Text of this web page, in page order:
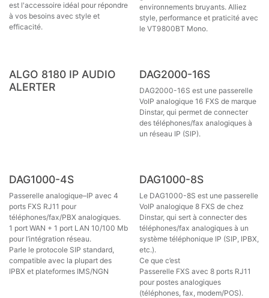
est l'accessoire idéal pour répondre
à vos besoins avec style et
efficacité.
environnements bruyants. Alliez
style, performance et praticité avec
le VT9800BT Mono.
Nouveau !
ALGO 8180 IP AUDIO
ALERTER
DAG2000-16S
DAG2000-16S est une passerelle
VoIP analogique 16 FXS de marque
Dinstar, qui permet de connecter
des téléphones/fax analogiques à
un réseau IP (SIP).
DAG1000-4S
Passerelle analogique–IP avec 4
ports FXS RJ11 pour
téléphones/fax/PBX analogiques.
1 port WAN + 1 port LAN 10/100 Mb
pour l’intégration réseau.
Parle le protocole SIP standard,
compatible avec la plupart des
IPBX et plateformes IMS/NGN
DAG1000-8S
Le DAG1000-8S est une passerelle
VoIP analogique 8 FXS de chez
Dinstar, qui sert à connecter des
téléphones/fax analogiques à un
système téléphonique IP (SIP, IPBX,
etc.).
Ce que c’est
Passerelle FXS avec 8 ports RJ11
pour postes analogiques
(téléphones, fax, modem/POS).